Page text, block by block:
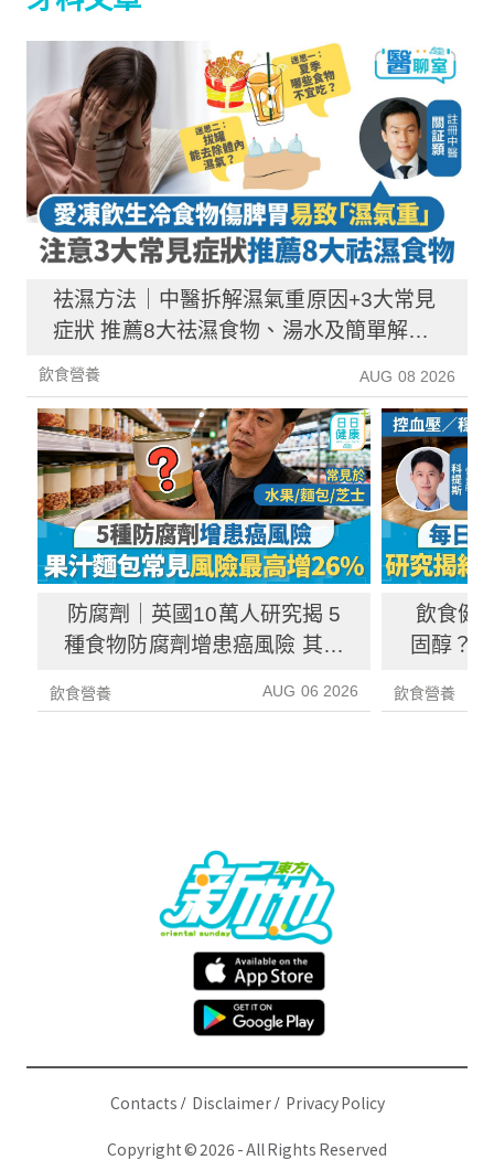
祛濕方法｜中醫拆解濕氣重原因+3大常見
症狀 推薦8大祛濕食物、湯水及簡單解決
方法！
飲食營養 AUG 08 2026
防腐劑｜英國10萬人研究揭 5
種食物防腐劑增患癌風險 其中
飲食營養 AUG 06 2026
飲食健
固醇？
飲食營養